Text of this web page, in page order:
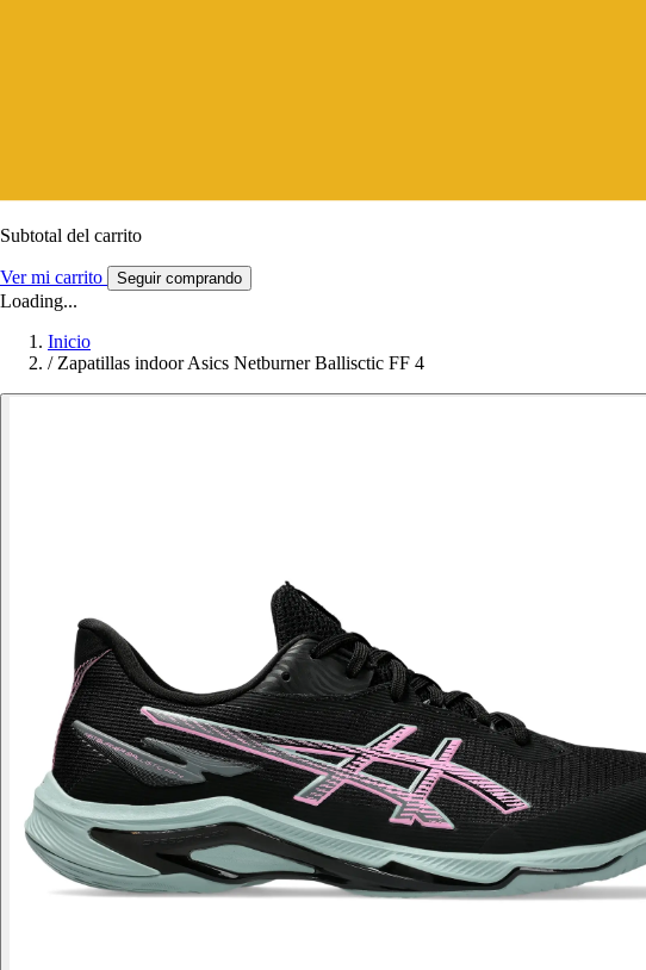
Subtotal del carrito
Ver mi carrito Seguir comprando
Loading...
Inicio
/ Zapatillas indoor Asics Netburner Ballisctic FF 4